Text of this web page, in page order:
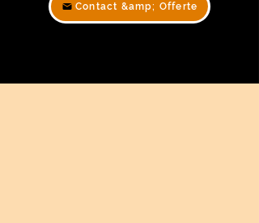
Contact &amp; Offerte